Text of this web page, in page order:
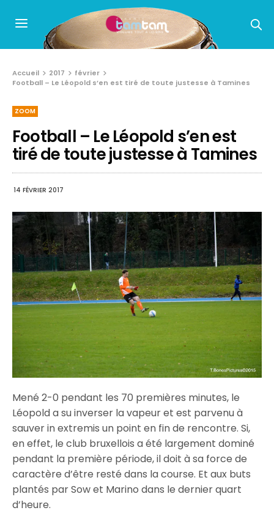
Accueil 2017
février
Football – Le Léopold s’en est tiré de toute justesse à Tamines
ZOOM
Football – Le Léopold s’en est
tiré de toute justesse à Tamines
14 FÉVRIER 2017
Mené 2-0 pendant les 70 premières minutes, le
Léopold a su inverser la vapeur et est parvenu à
sauver in extremis un point en fin de rencontre. Si,
en effet, le club bruxellois a été largement dominé
pendant la première période, il doit à sa force de
caractère d’être resté dans la course. Et aux buts
plantés par Sow et Marino dans le dernier quart
d’heure.